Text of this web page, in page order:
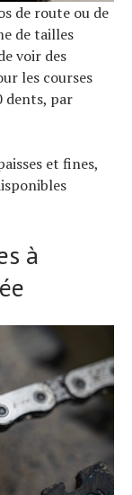
de route ou de
de tailles
voir des
les courses
dents, par
et fines,
à